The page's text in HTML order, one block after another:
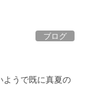
ブログ
ようで既に真夏の